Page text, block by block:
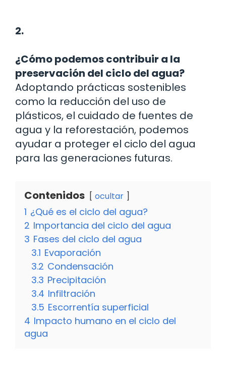
2.
¿Cómo podemos contribuir a la
preservación del ciclo del agua?
Adoptando prácticas sostenibles
como la reducción del uso de
plásticos, el cuidado de fuentes de
agua y la reforestación, podemos
ayudar a proteger el ciclo del agua
para las generaciones futuras.
Contenidos ocultar
1 ¿Qué es el ciclo del agua?
2 Importancia del ciclo del agua
3 Fases del ciclo del agua
3.1 Evaporación
3.2 Condensación
3.3 Precipitación
3.4 Infiltración
3.5 Escorrentía superficial
4 Impacto humano en el ciclo del
agua